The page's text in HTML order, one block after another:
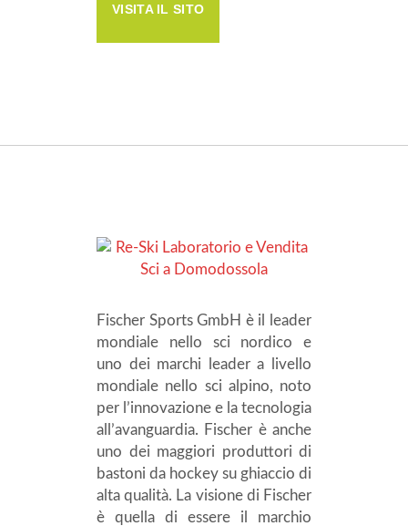
VISITA IL SITO
Fischer Sports GmbH è il leader
mondiale nello sci nordico e
uno dei marchi leader a livello
mondiale nello sci alpino, noto
per l’innovazione e la tecnologia
all’avanguardia. Fischer è anche
uno dei maggiori produttori di
bastoni da hockey su ghiaccio di
alta qualità. La visione di Fischer
è quella di essere il marchio